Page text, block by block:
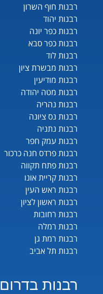
רבנות חוף השרון
רבנות יהוד
רבנות כפר יונה
רבנות כפר סבא
רבנות לוד
רבנות מבשרת ציון
רבנות מודיעין
רבנות מטה יהודה
רבנות נהריה
רבנות נס ציונה
רבנות נתניה
רבנות עמק חפר
רבנות פרדס חנה כרכור
רבנות פתח תקווה
רבנות קריית אונו
רבנות ראש העין
רבנות ראשון לציון
רבנות רחובות
רבנות רמלה
רבנות רמת גן
רבנות תל אביב
רבנות בדרום